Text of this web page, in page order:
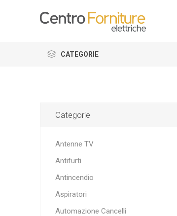
CATEGORIE
Categorie
Antenne TV
Antifurti
Antincendio
Aspiratori
Automazione Cancelli